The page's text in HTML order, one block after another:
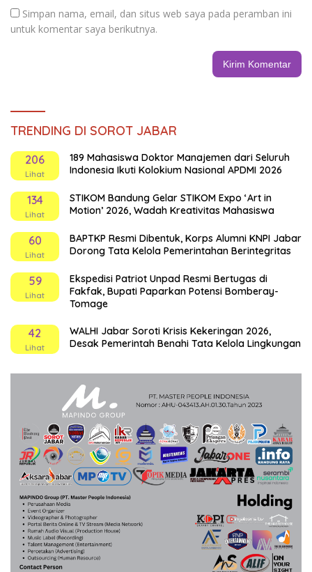
Simpan nama, email, dan situs web saya pada peramban ini
untuk komentar saya berikutnya.
TRENDING DI SOROT JABAR
206
Lihat
189 Mahasiswa Doktor Manajemen dari Seluruh
Indonesia Ikuti Kolokium Nasional APDMI 2026
134
Lihat
STIKOM Bandung Gelar STIKOM Expo ‘Art in
Motion’ 2026, Wadah Kreativitas Mahasiswa
60
Lihat
BAPTKP Resmi Dibentuk, Korps Alumni KNPI Jabar
Dorong Tata Kelola Pemerintahan Berintegritas
59
Lihat
Ekspedisi Patriot Unpad Resmi Bertugas di
Fakfak, Bupati Paparkan Potensi Bomberay-
Tomage
42
Lihat
WALHI Jabar Soroti Krisis Kekeringan 2026,
Desak Pemerintah Benahi Tata Kelola Lingkungan